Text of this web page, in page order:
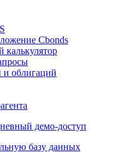
базу данных
Cbonds